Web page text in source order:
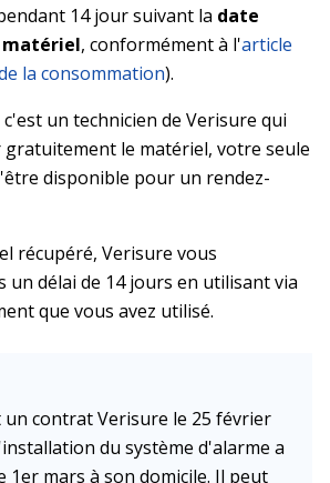
14 jour suivant la date
, conformément à l'article
la consommation).
un technicien de Verisure qui
le matériel, votre seule
disponible pour un rendez-
récupéré, Verisure vous
un délai de 14 jours en utilisant via
que vous avez utilisé.
un contrat Verisure le 25 février
du système d'alarme a
1er mars à son domicile. Il peut